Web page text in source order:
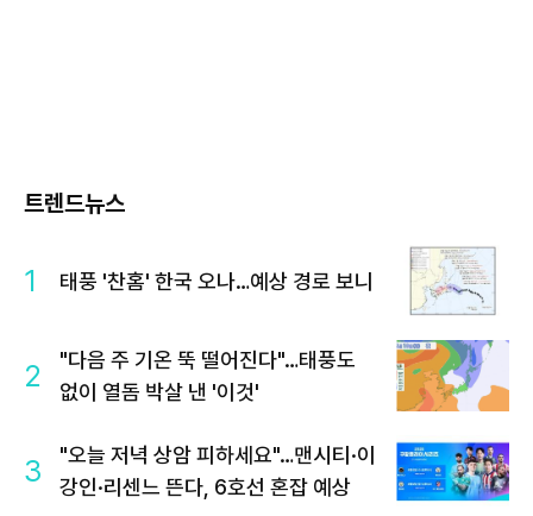
트렌드뉴스
1 태풍 '찬홈' 한국 오나…예상 경로 보니
2
"다음 주 기온 뚝 떨어진다"…태풍도
없이 열돔 박살 낸 '이것'
3
"오늘 저녁 상암 피하세요"…맨시티·이
강인·리센느 뜬다, 6호선 혼잡 예상